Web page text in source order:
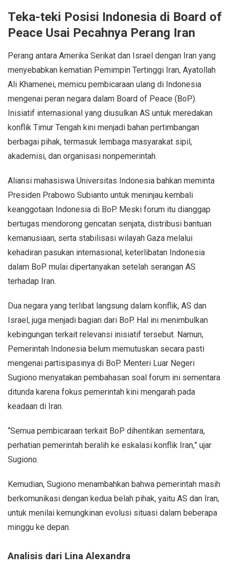
Teka-teki Posisi Indonesia di Board of
Peace Usai Pecahnya Perang Iran
Perang antara Amerika Serikat dan Israel dengan Iran yang
menyebabkan kematian Pemimpin Tertinggi Iran, Ayatollah
Ali Khamenei, memicu pembicaraan ulang di Indonesia
mengenai peran negara dalam Board of Peace (BoP).
Inisiatif internasional yang diusulkan AS untuk meredakan
konflik Timur Tengah kini menjadi bahan pertimbangan
berbagai pihak, termasuk lembaga masyarakat sipil,
akademisi, dan organisasi nonpemerintah.
Aliansi mahasiswa Universitas Indonesia bahkan meminta
Presiden Prabowo Subianto untuk meninjau kembali
keanggotaan Indonesia di BoP. Meski forum itu dianggap
bertugas mendorong gencatan senjata, distribusi bantuan
kemanusiaan, serta stabilisasi wilayah Gaza melalui
kehadiran pasukan internasional, keterlibatan Indonesia
dalam BoP mulai dipertanyakan setelah serangan AS
terhadap Iran.
Dua negara yang terlibat langsung dalam konflik, AS dan
Israel, juga menjadi bagian dari BoP. Hal ini menimbulkan
kebingungan terkait relevansi inisiatif tersebut. Namun,
Pemerintah Indonesia belum memutuskan secara pasti
mengenai partisipasinya di BoP. Menteri Luar Negeri
Sugiono menyatakan pembahasan soal forum ini sementara
ditunda karena fokus pemerintah kini mengarah pada
keadaan di Iran.
“Semua pembicaraan terkait BoP dihentikan sementara,
perhatian pemerintah beralih ke eskalasi konflik Iran,” ujar
Sugiono.
Kemudian, Sugiono menambahkan bahwa pemerintah masih
berkomunikasi dengan kedua belah pihak, yaitu AS dan Iran,
untuk menilai kemungkinan evolusi situasi dalam beberapa
minggu ke depan.
Analisis dari Lina Alexandra